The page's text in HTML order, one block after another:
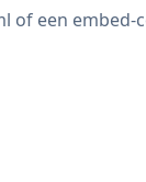
een embed-